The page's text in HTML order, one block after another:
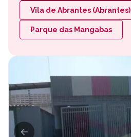
Vila de Abrantes (Abrantes)
Parque das Mangabas